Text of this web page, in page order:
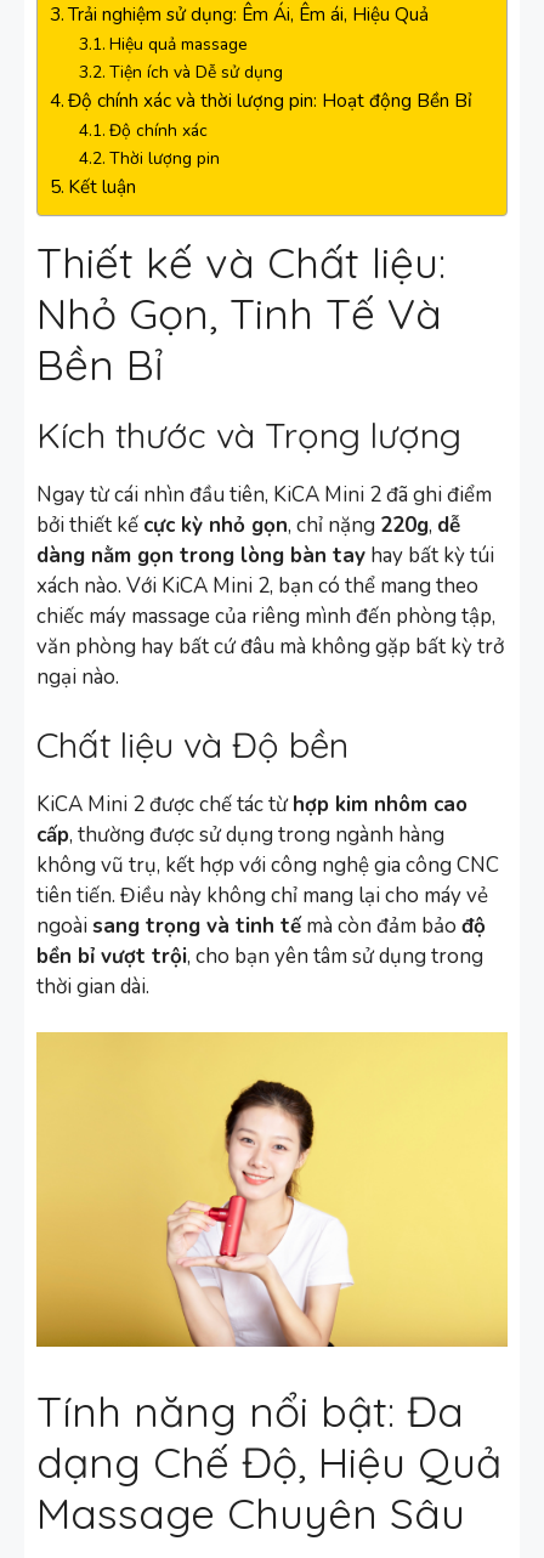
Trải nghiệm sử dụng: Êm Ái, Êm ái, Hiệu Quả
Hiệu quả massage
Tiện ích và Dễ sử dụng
Độ chính xác và thời lượng pin: Hoạt động Bền Bỉ
Độ chính xác
Thời lượng pin
Kết luận
Thiết kế và Chất liệu:
Nhỏ Gọn, Tinh Tế Và
Bền Bỉ
Kích thước và Trọng lượng
Ngay từ cái nhìn đầu tiên, KiCA Mini 2 đã ghi điểm
bởi thiết kế cực kỳ nhỏ gọn, chỉ nặng 220g, dễ
dàng nằm gọn trong lòng bàn tay hay bất kỳ túi
xách nào. Với KiCA Mini 2, bạn có thể mang theo
chiếc máy massage của riêng mình đến phòng tập,
văn phòng hay bất cứ đâu mà không gặp bất kỳ trở
ngại nào.
Chất liệu và Độ bền
KiCA Mini 2 được chế tác từhợp kim nhôm cao
cấp, thường được sử dụng trong ngành hàng
không vũ trụ, kết hợp với công nghệ gia công CNC
tiên tiến. Điều này không chỉ mang lại cho máy vẻ
ngoàisang trọng và tinh tếmà còn đảm bảo độ
bền bỉ vượt trội, cho bạn yên tâm sử dụng trong
thời gian dài.
Tính năng nổi bật: Đa
dạng Chế Độ, Hiệu Quả
Massage Chuyên Sâu